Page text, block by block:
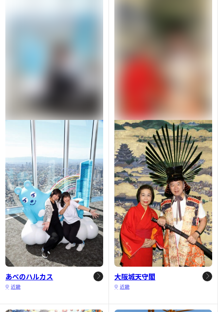
あべのハルカス
近畿
大阪城天守閣
近畿